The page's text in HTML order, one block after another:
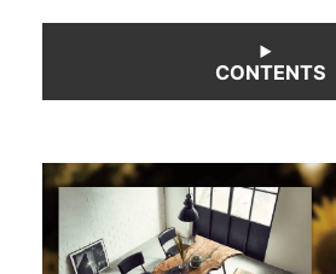
MOKUBA CHANNEL
CONTENTS